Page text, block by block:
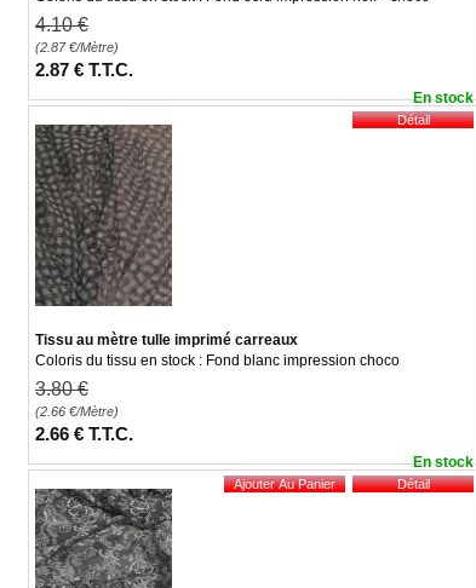
4.10 €
(2.87€/Mètre)
2.87 € T.T.C.
En stock
Tissu au mètre tulle imprimé carreaux
Coloris du tissu en stock : Fond blanc impression choco
3.80 €
(2.66 €/Mètre)
2.66 € T.T.C.
En stock